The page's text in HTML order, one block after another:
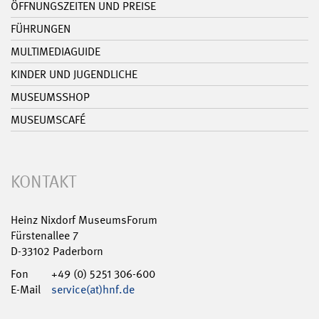
ÖFFNUNGSZEITEN UND PREISE
FÜHRUNGEN
MULTIMEDIAGUIDE
KINDER UND JUGENDLICHE
MUSEUMSSHOP
MUSEUMSCAFÉ
KONTAKT
Heinz Nixdorf MuseumsForum
Fürstenallee 7
D-33102 Paderborn
Fon
+49 (0) 5251 306-600
E-Mail
service(at)hnf.de